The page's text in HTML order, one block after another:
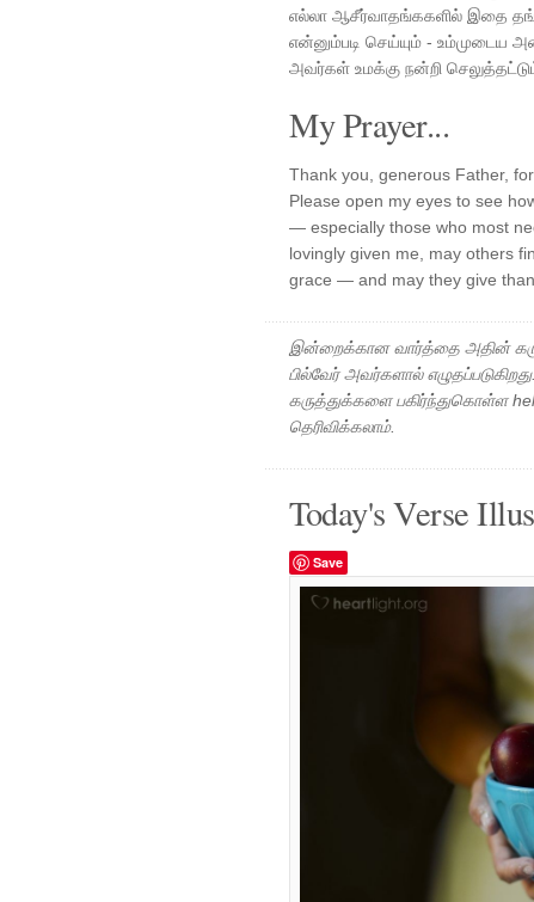
எல்லா ஆசீர்வாதங்ககளில் இதை
என்னும்படி செய்யும் - உம்முடைய
அவர்கள் உமக்கு நன்றி
My Prayer...
Thank you, generous Father,
Please open my eyes to see
— especially those who most
lovingly given me, may others
grace — and may they give
இன்றைக்கான வார்த்தை அதின்
பில்வேர் அவர்களால்
கருத்துக்களை பகிர்ந்துகொள்ள
தெரிவிக்கலாம்.
Today's Verse
Save